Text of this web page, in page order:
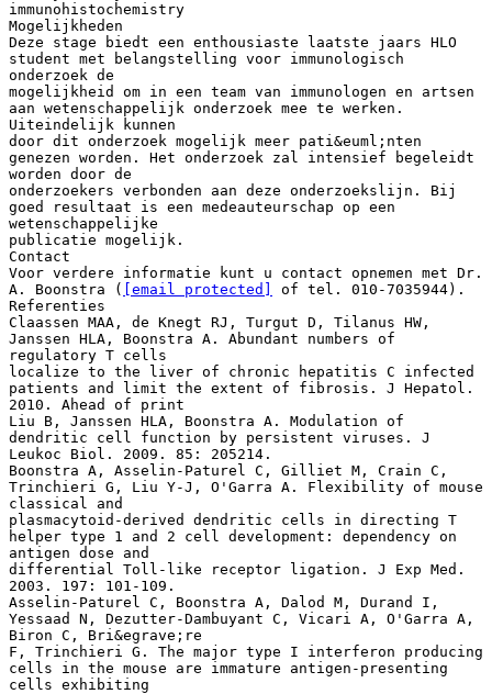
immunohistochemistry
Mogelijkheden
Deze stage biedt een enthousiaste laatste jaars HLO
student met belangstelling voor immunologisch
onderzoek de
mogelijkheid om in een team van immunologen en artsen
aan wetenschappelijk onderzoek mee te werken.
Uiteindelijk kunnen
door dit onderzoek mogelijk meer pati&euml;nten
genezen worden. Het onderzoek zal intensief begeleidt
worden door de
onderzoekers verbonden aan deze onderzoekslijn. Bij
goed resultaat is een medeauteurschap op een
wetenschappelijke
publicatie mogelijk.
Contact
Voor verdere informatie kunt u contact opnemen met Dr.
A. Boonstra (
[email protected]
of tel. 010-7035944).
Referenties
Claassen MAA, de Knegt RJ, Turgut D, Tilanus HW,
Janssen HLA, Boonstra A. Abundant numbers of
regulatory T cells
localize to the liver of chronic hepatitis C infected
patients and limit the extent of fibrosis. J Hepatol.
2010. Ahead of print
Liu B, Janssen HLA, Boonstra A. Modulation of
dendritic cell function by persistent viruses. J
Leukoc Biol. 2009. 85: 205214.
Boonstra A, Asselin-Paturel C, Gilliet M, Crain C,
Trinchieri G, Liu Y-J, O'Garra A. Flexibility of mouse
classical and
plasmacytoid-derived dendritic cells in directing T
helper type 1 and 2 cell development: dependency on
antigen dose and
differential Toll-like receptor ligation. J Exp Med.
2003. 197: 101-109.
Asselin-Paturel C, Boonstra A, Dalod M, Durand I,
Yessaad N, Dezutter-Dambuyant C, Vicari A, O'Garra A,
Biron C, Bri&egrave;re
F, Trinchieri G. The major type I interferon producing
cells in the mouse are immature antigen-presenting
cells exhibiting